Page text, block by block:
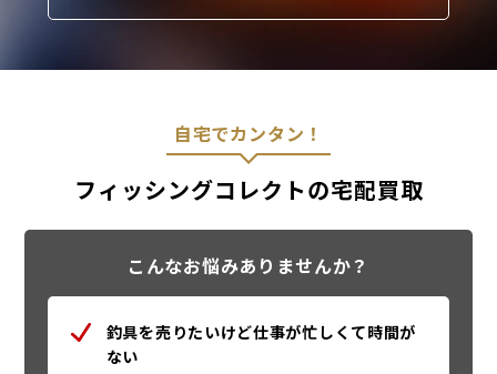
自宅でカンタン！
フィッシングコレクトの宅配買取
こんなお悩みありませんか？
釣具を売りたいけど仕事が忙しくて時間が
ない